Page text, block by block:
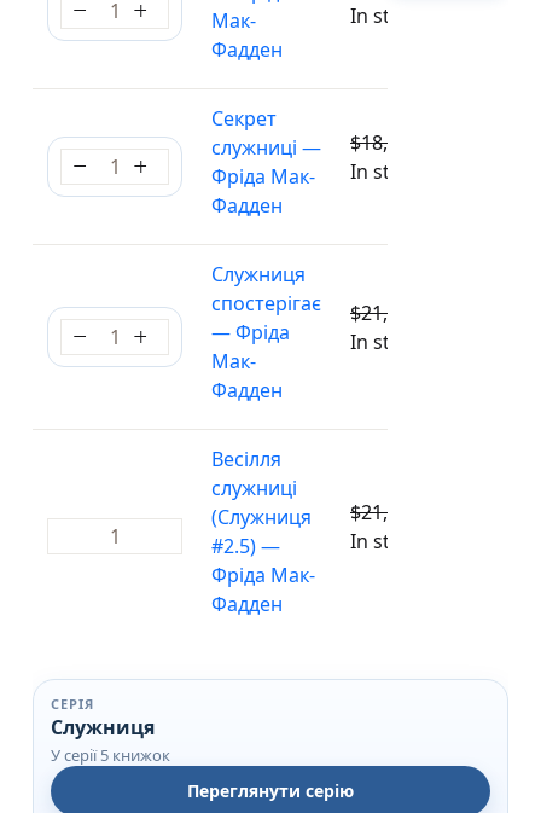
Служниця — Фріда Мак-Фадден quantity
Мак-
Фадден
In stock
Секрет служниці — Фріда Мак-Фадден quantity
Секрет
служниці —
Фріда Мак-
Фадден
$18,50
In stock
Служниця спостерігає — Фріда Мак-Фадден
Служниця
спостерігає
— Фріда
Мак-
Фадден
$21,40
In stock
Весілля служниці (Служниця #2.5) — Фріда Мак-
Весілля
служниці
(Служниця
#2.5) —
Фріда Мак-
Фадден
$21,80
In stock
СЕРІЯ
Служниця
У серії 5 книжок
Переглянути серію